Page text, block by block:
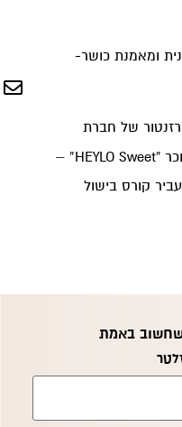
ומאמנת כושר-
של חברת
Unavoo – מפתחת תחליף הסוכר “HEYLO Sweet” –
קורס בישול
באמת